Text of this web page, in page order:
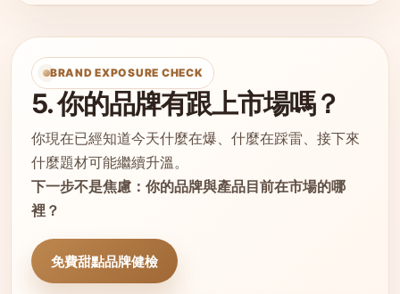
BRAND EXPOSURE CHECK
5. 你的品牌有跟上市場嗎？
你現在已經知道今天什麼在爆、什麼在踩雷、接下來
什麼題材可能繼續升溫。
下一步不是焦慮：你的品牌與產品目前在市場的哪
裡？
免費甜點品牌健檢